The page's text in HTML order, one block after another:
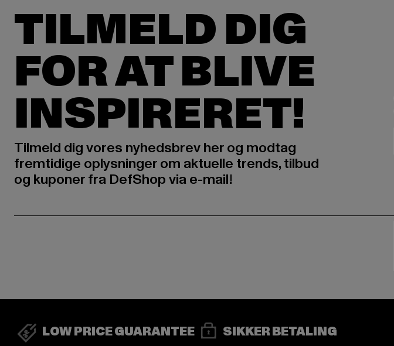
TILMELD DIG
FOR AT BLIVE
INSPIRERET!
Tilmeld dig vores nyhedsbrev her og modtag
fremtidige oplysninger om aktuelle trends, tilbud
og kuponer fra DefShop via e-mail!
LOW PRICE GUARANTEE SIKKER BETALING